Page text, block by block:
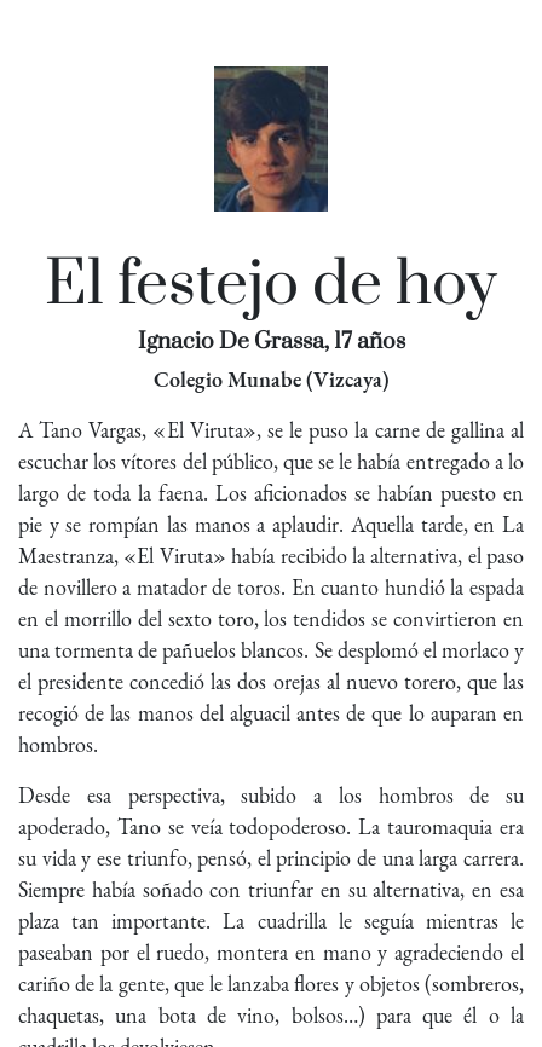
El festejo de hoy
Ignacio De Grassa, 17 años
Colegio Munabe (Vizcaya)
A Tano Vargas, «El Viruta», se le puso la carne de gallina al
escuchar los vítores del público, que se le había entregado a lo
largo de toda la faena. Los aficionados se habían puesto en
pie y se rompían las manos a aplaudir. Aquella tarde, en La
Maestranza, «El Viruta» había recibido la alternativa, el paso
de novillero a matador de toros. En cuanto hundió la espada
en el morrillo del sexto toro, los tendidos se convirtieron en
una tormenta de pañuelos blancos. Se desplomó el morlaco y
el presidente concedió las dos orejas al nuevo torero, que las
recogió de las manos del alguacil antes de que lo auparan en
hombros.
Desde esa perspectiva, subido a los hombros de su
apoderado, Tano se veía todopoderoso. La tauromaquia era
su vida y ese triunfo, pensó, el principio de una larga carrera.
Siempre había soñado con triunfar en su alternativa, en esa
plaza tan importante. La cuadrilla le seguía mientras le
paseaban por el ruedo, montera en mano y agradeciendo el
cariño de la gente, que le lanzaba flores y objetos (sombreros,
chaquetas, una bota de vino, bolsos…) para que él o la